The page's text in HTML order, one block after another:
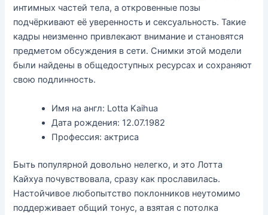
интимных частей тела, а откровенные позы
подчёркивают её уверенность и сексуальность. Такие
кадры неизменно привлекают внимание и становятся
предметом обсуждения в сети. Снимки этой модели
были найдены в общедоступных ресурсах и сохраняют
свою подлинность.
Имя на англ: Lotta Kaihua
Дата рождения: 12.07.1982
Профессия: актриса
Быть популярной довольно нелегко, и это Лотта
Кайхуа почувствовала, сразу как прославилась.
Настойчивое любопытство поклонников неутомимо
поддерживает общий тонус, а взятая с потолка